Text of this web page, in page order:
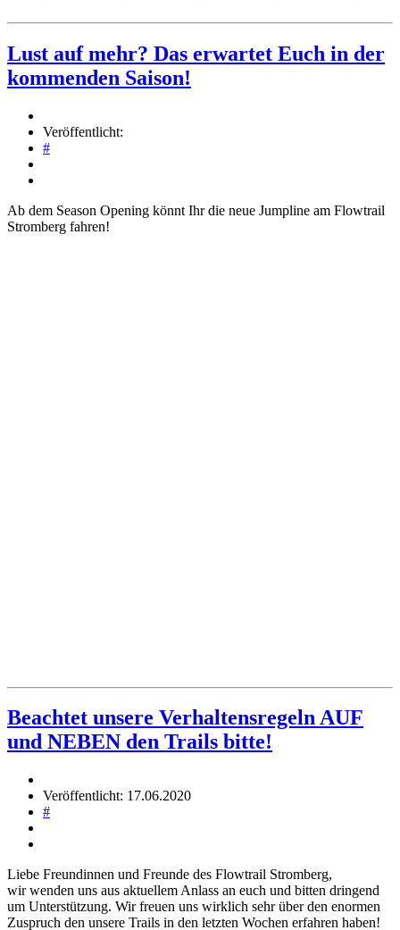
Lust auf mehr? Das erwartet Euch in der
kommenden Saison!
Veröffentlicht:
#
Ab dem Season Opening könnt Ihr die neue Jumpline am Flowtrail
Stromberg fahren!
Beachtet unsere Verhaltensregeln AUF
und NEBEN den Trails bitte!
Veröffentlicht: 17.06.2020
#
Liebe Freundinnen und Freunde des Flowtrail Stromberg,
wir wenden uns aus aktuellem Anlass an euch und bitten dringend
um Unterstützung. Wir freuen uns wirklich sehr über den enormen
Zuspruch den unsere Trails in den letzten Wochen erfahren haben!